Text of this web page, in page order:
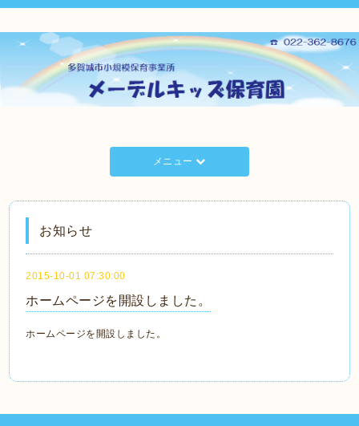
メニュー
お知らせ
2015-10-01 07:30:00
ホームページを開設しました。
ホームページを開設しました。